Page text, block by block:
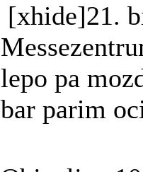
[xhide]21.
lepo pa
bar parim